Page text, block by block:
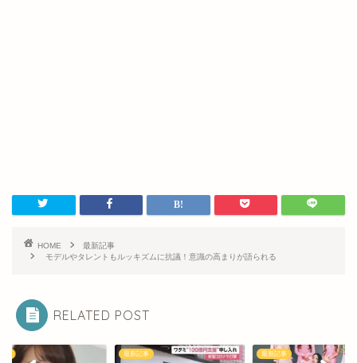
HOME
最新記事
モデルやタレントもルッキズムに抗議！意識の高まりが語られる
RELATED POST
最新記事 最新記事